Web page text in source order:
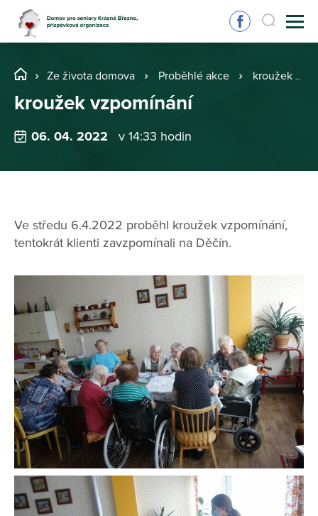
Ze života domova Proběhlé akce kroužek vzpomínání
kroužek vzpomínání
06. 04. 2022 v 14:33 hodin
Ve středu 6.4.2022 proběhl kroužek vzpomínání,
tentokrát klienti zavzpomínali na Děčín.